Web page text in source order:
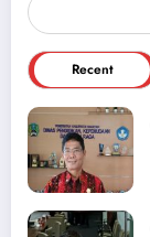
Recent